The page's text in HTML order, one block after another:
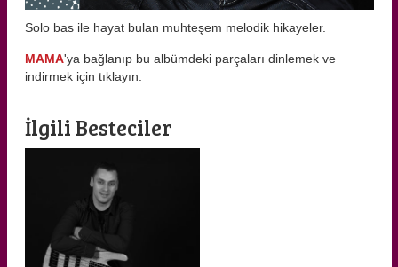
Solo bas ile hayat bulan muhteşem melodik hikayeler.
MAMA'ya bağlanıp bu albümdeki parçaları dinlemek ve
indirmek için tıklayın.
İlgili Besteciler